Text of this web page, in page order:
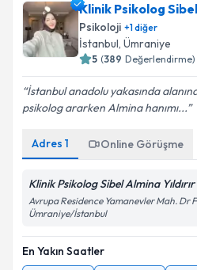
Klinik Psikolog Sibel
Psikoloji +1diğer
İstanbul, Ümraniye
5 (389 Değerlendirme)
İstanbul anadolu yakasında
psikolog ararken Almina hanımı...
Adres 1 Online Görüşme
Klinik Psikolog Sibel Almina Yıldırır
Avrupa Residence Yamanevler Mah. Dr
Ümraniye/İstanbul
En Yakın Saatler